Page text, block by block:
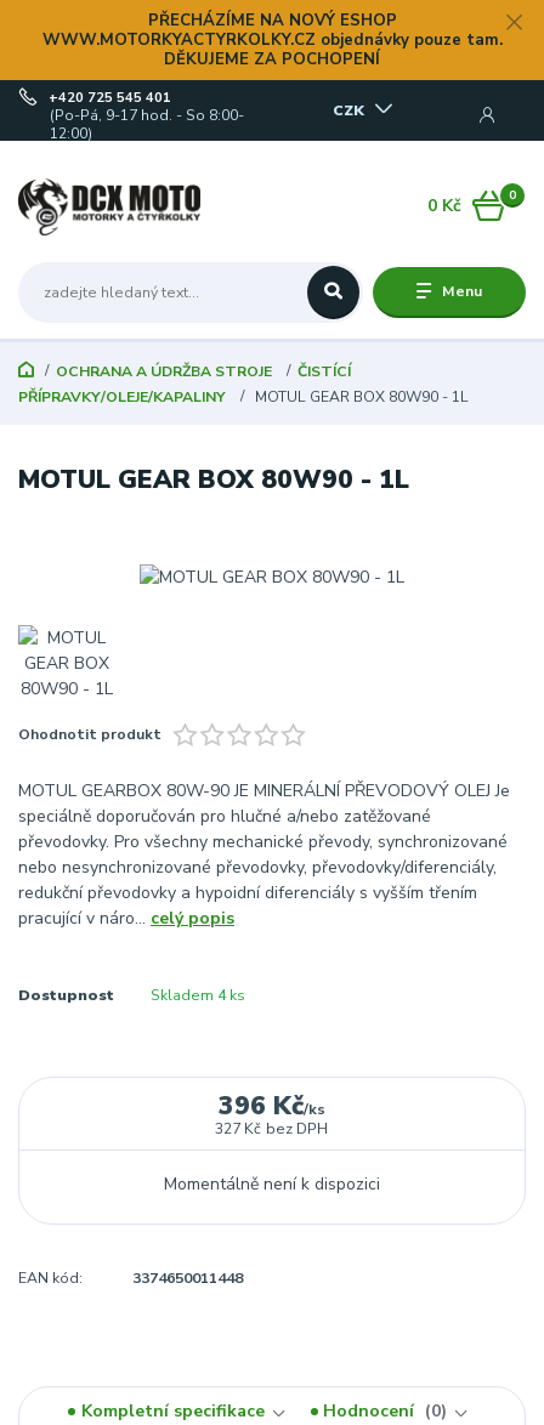
PŘECHÁZÍME NA NOVÝ ESHOP
WWW.MOTORKYACTYRKOLKY.CZ objednávky pouze tam.
DĚKUJEME ZA POCHOPENÍ
Menu
CZK
+420 725 545 401
(Po-Pá, 9-17 hod. - So 8:00-
12:00)
0
0 Kč
OCHRANA A ÚDRŽBA STROJE
ČISTÍCÍ
PŘÍPRAVKY/OLEJE/KAPALINY
MOTUL GEAR BOX 80W90 - 1L
MOTUL GEAR BOX 80W90 - 1L
Ohodnotit produkt
MOTUL GEARBOX 80W-90 JE MINERÁLNÍ PŘEVODOVÝ OLEJ Je
speciálně doporučován pro hlučné a/nebo zatěžované
převodovky. Pro všechny mechanické převody, synchronizované
nebo nesynchronizované převodovky, převodovky/diferenciály,
redukční převodovky a hypoidní diferenciály s vyšším třením
pracující v náro... celý popis
Dostupnost Skladem 4 ks
396 Kč/ks
327 Kč bez DPH
Momentálně není k dispozici
EAN kód: 3374650011448
Kompletní specifikace Hodnocení
0